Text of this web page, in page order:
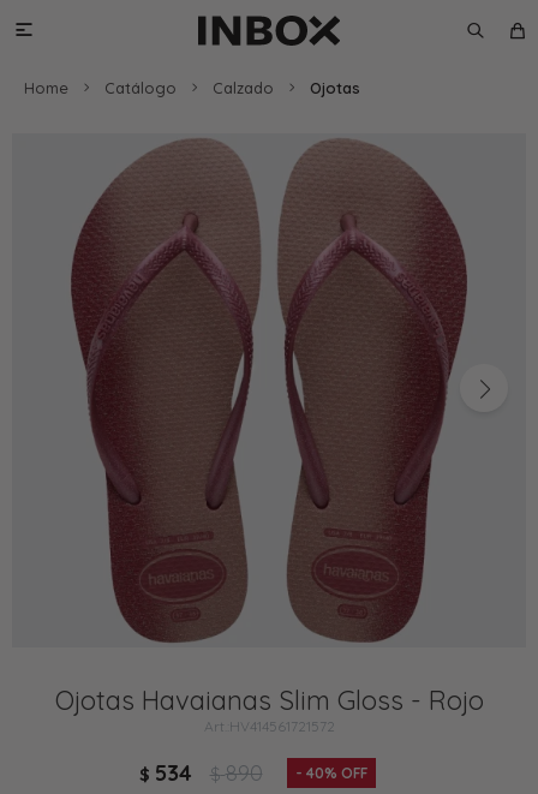

Home Catálogo Calzado Ojotas
Ojotas Havaianas Slim Gloss - Rojo
HV414561721572
$ 534 $ 890 40